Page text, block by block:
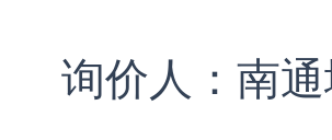
询价人：南